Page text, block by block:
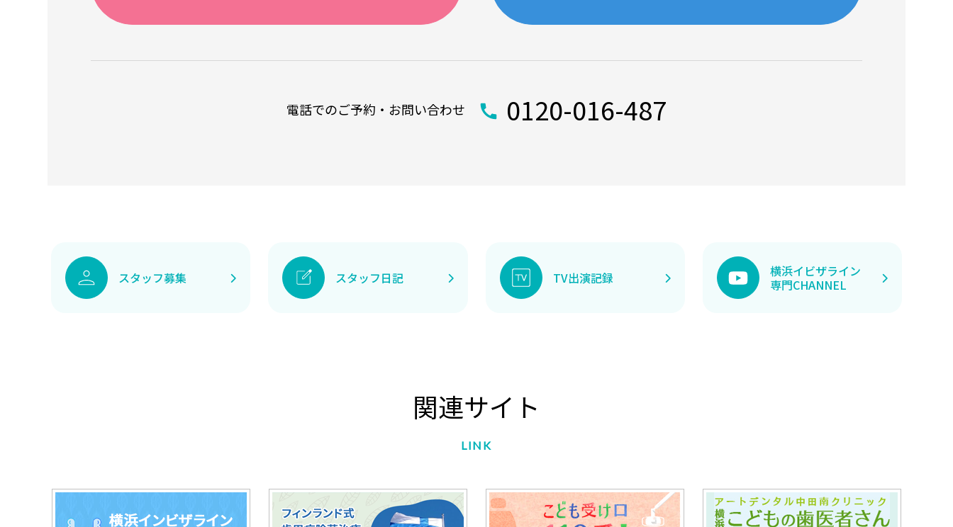
電話でのご予約・お問い合わせ 0120-016-487
スタッフ募集 スタッフ日記 TV出演記録
横浜イビザライン
専門CHANNEL
関連サイト
LINK